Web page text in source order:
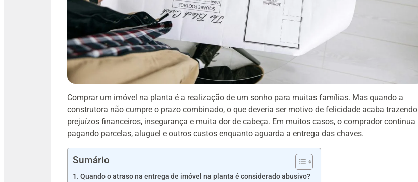
Comprar um imóvel na planta é a realização de um sonho para muitas famílias. Mas quando a
construtora não cumpre o prazo combinado, o que deveria ser motivo de felicidade acaba trazendo
prejuízos financeiros, insegurança e muita dor de cabeça. Em muitos casos, o comprador continua
pagando parcelas, aluguel e outros custos enquanto aguarda a entrega das chaves.
Sumário
Quando o atraso na entrega de imóvel na planta é considerado abusivo?